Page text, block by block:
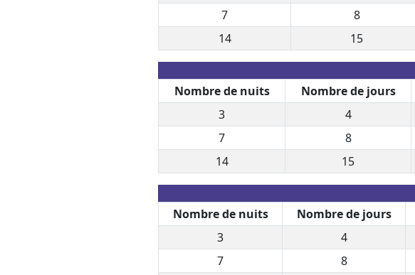
7
8
14
15
Nombre de nuits Nombre de jours
3
4
7
8
14
15
Nombre de nuits Nombre de jours
3
4
7
8